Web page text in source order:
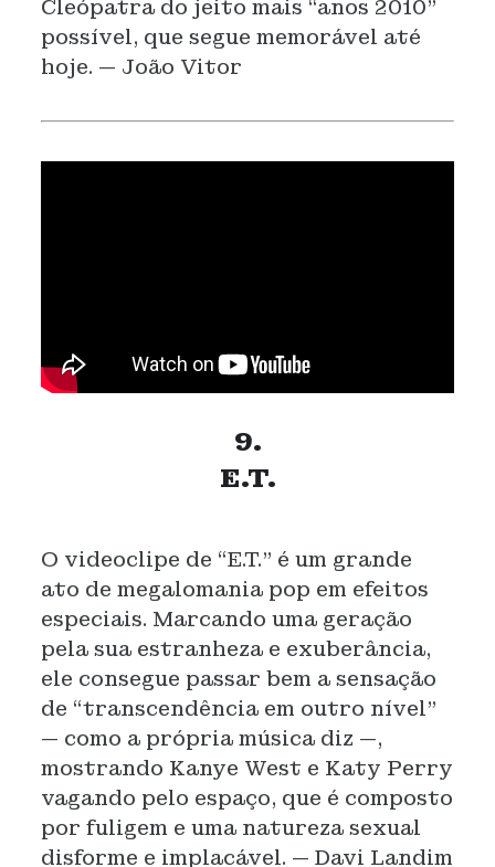
Cleópatra do jeito mais “anos 2010”
possível, que segue memorável até
hoje. — João Vitor
9.
E.T.
O videoclipe de “E.T.” é um grande
ato de megalomania pop em efeitos
especiais. Marcando uma geração
pela sua estranheza e exuberância,
ele consegue passar bem a sensação
de “transcendência em outro nível”
— como a própria música diz —,
mostrando Kanye West e Katy Perry
vagando pelo espaço, que é composto
por fuligem e uma natureza sexual
disforme e implacável. — Davi Landim